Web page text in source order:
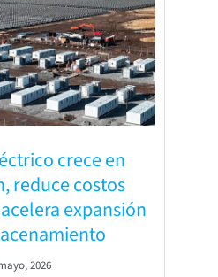
crece en
reduce costos
expansión
2026